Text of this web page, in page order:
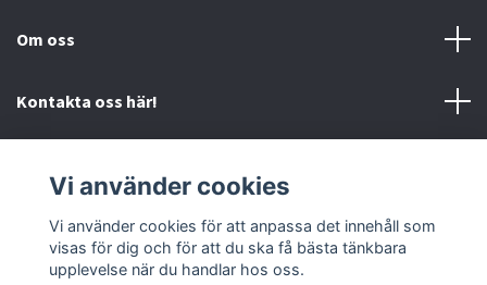
Om oss
Kontakta oss här!
Sociala medier
Vi använder cookies
Vi använder cookies för att anpassa det innehåll som
visas för dig och för att du ska få bästa tänkbara
upplevelse när du handlar hos oss.